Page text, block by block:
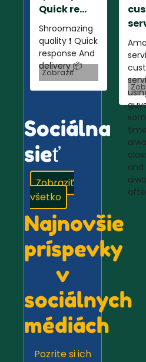
Quick re...
Shroomazing
quality ❗️ Quick
response And
delivery 📦
Zobraziť
Sociálna
sieť
Zobraziť
všetko
Najnovšie
príspevky
v
sociálnych
médiách
Pozrite si ich